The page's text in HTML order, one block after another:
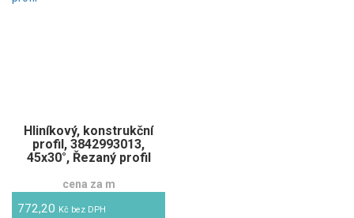
Hliníkový, konstrukční
profil, 3842993013,
45x30°, Řezaný profil
cena za m
772,20 Kč bez DPH